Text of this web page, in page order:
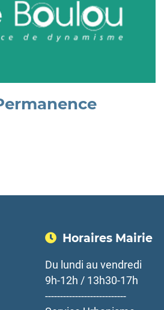
Horaires Mairie
Du lundi au vendredi
9h-12h / 13h30-17h
---------------------------